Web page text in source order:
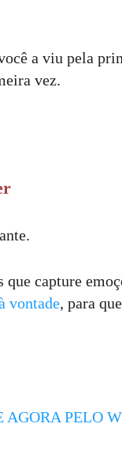
a viu pela
vez.
que capture
vontade, para
PELO